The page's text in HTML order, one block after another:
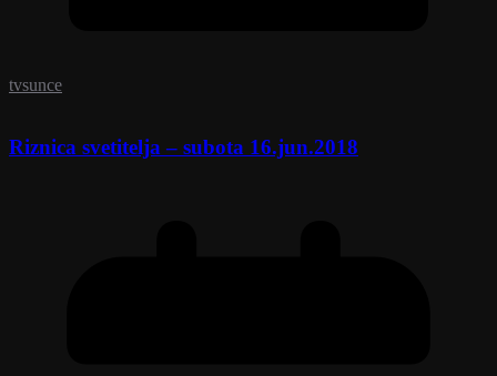
tvsunce
Riznica svetitelja – subota 16.jun.2018